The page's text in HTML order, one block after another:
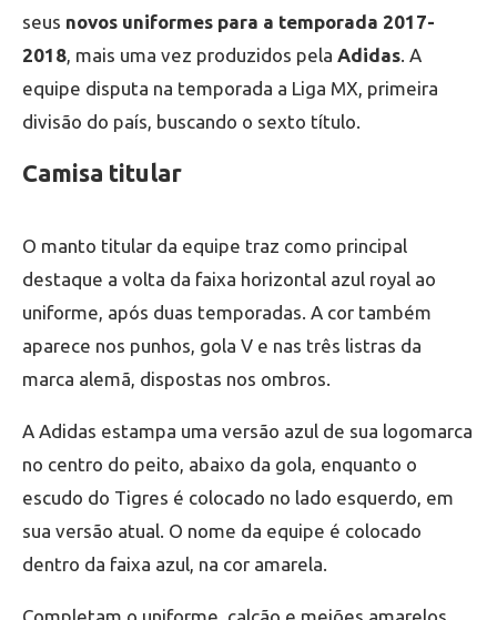
seus novos uniformes para a temporada 2017-
2018, mais uma vez produzidos pela Adidas. A
equipe disputa na temporada a Liga MX, primeira
divisão do país, buscando o sexto título.
Camisa titular
O manto titular da equipe traz como principal
destaque a volta da faixa horizontal azul royal ao
uniforme, após duas temporadas. A cor também
aparece nos punhos, gola V e nas três listras da
marca alemã, dispostas nos ombros.
A Adidas estampa uma versão azul de sua logomarca
no centro do peito, abaixo da gola, enquanto o
escudo do Tigres é colocado no lado esquerdo, em
sua versão atual. O nome da equipe é colocado
dentro da faixa azul, na cor amarela.